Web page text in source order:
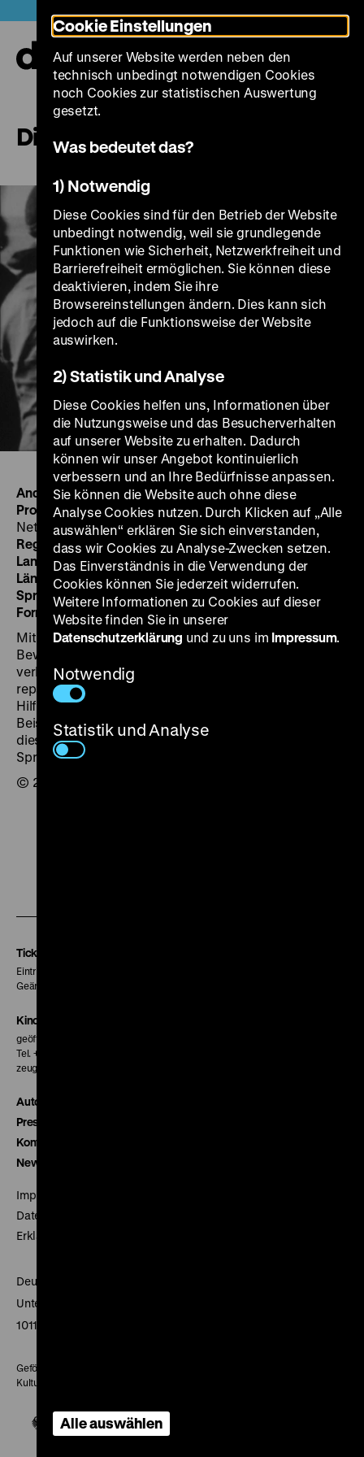
zum
Seiteninhalt
springen
Die Insel
Play
Andere Titel:Island of Faith
Produktion:Ferno Productions, Paris, for ECA
Netherlands
Regie: John Ferno
Land/Jahr: NL 1950
Länge:20'
Sprache: Deutsch
Format:16mm, 1:1.37, mono, b/w
Mit Mut, Beharrlichkeit und Glauben erobern die
Bewohner der niederländischen Insel Walcheren ihre
verlorenen Küstenlandstriche vom Meer zurück und
reparieren die im Krieg zerstörten Deiche. Mit ERP-
Hilfe bauen sie sich ein neues Leben auf. Als frühes
Beispiel für die Erfolge des Marshall-Plans wurde
dieser Film in neun ERP-Nationen in acht
Sprachfassungen vertrieben.
© 2002 Linda R. Christenson
Tickets
Eintritt 5 €
Geänderte Preise sind im Programm vermerkt.
Kinokasse
geöffnet 30 Minuten vor Beginn der ersten Vorstellung
Tel. + 49 30 20304-770
zeughauskino@dhm.de
Autor*innen
Presse
Kontakt
Newsletter
Impressum
Datenschutz
Erklärung digitale Barrierefreiheit
Deutsches Historisches Museum
Unter den Linden 2
10117 Berlin
Gefördert mit Mitteln des Beauftragten der Bundesregierung für
Kultur und Medien
Cookie Einstellungen
Auf unserer Website werden neben den
technisch unbedingt notwendigen Cookies
noch Cookies zur statistischen Auswertung
gesetzt.
Was bedeutet das?
1) Notwendig
Diese Cookies sind für den Betrieb der Website
unbedingt notwendig, weil sie grundlegende
Funktionen wie Sicherheit, Netzwerkfreiheit und
Barrierefreiheit ermöglichen. Sie können diese
deaktivieren, indem Sie ihre
Browsereinstellungen ändern. Dies kann sich
jedoch auf die Funktionsweise der Website
auswirken.
2) Statistik und Analyse
Diese Cookies helfen uns, Informationen über
die Nutzungsweise und das Besucherverhalten
auf unserer Website zu erhalten. Dadurch
können wir unser Angebot kontinuierlich
verbessern und an Ihre Bedürfnisse anpassen.
Sie können die Website auch ohne diese
Analyse Cookies nutzen. Durch Klicken auf „Alle
auswählen“ erklären Sie sich einverstanden,
dass wir Cookies zu Analyse-Zwecken setzen.
Das Einverständnis in die Verwendung der
Cookies können Sie jederzeit widerrufen.
Weitere Informationen zu Cookies auf dieser
Website finden Sie in unserer
Datenschutzerklärung und zu uns im Impressum.
Notwendig
Statistik und Analyse
Alle auswählen